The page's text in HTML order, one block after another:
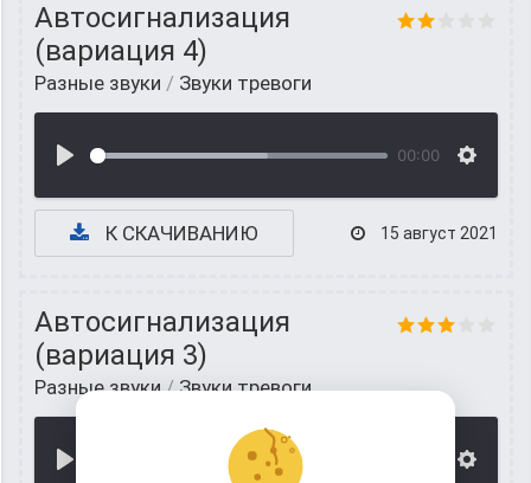
Автосигнализация
(вариация 4)
Разные звуки / Звуки тревоги
00:00
К СКАЧИВАНИЮ 15 август 2021
Автосигнализация
(вариация 3)
Разные звуки/Звуки тревоги